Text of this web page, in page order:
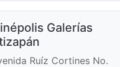
Galerías
Ruíz Cortines No.